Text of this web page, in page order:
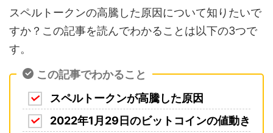
スペルトークンの高騰した原因について知りたいで
すか？この記事を読んでわかることは以下の3つで
す。
この記事でわかること
スペルトークンが高騰した原因
2022年1月29日のビットコインの値動き